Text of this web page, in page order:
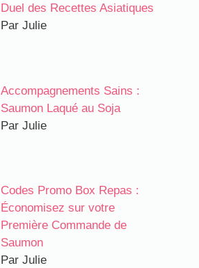
Duel des Recettes Asiatiques
Par Julie
Accompagnements Sains :
Saumon Laqué au Soja
Par Julie
Codes Promo Box Repas :
Économisez sur votre
Première Commande de
Saumon
Par Julie